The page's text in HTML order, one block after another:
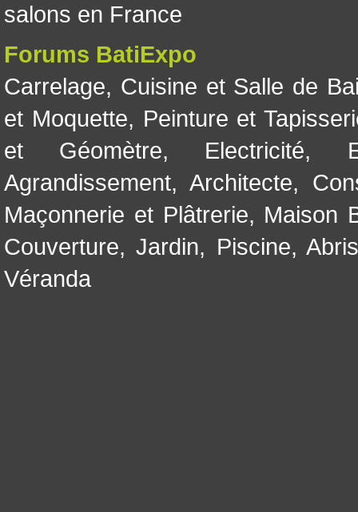
salons en France
Forums BatiExpo
Carrelage, Cuisine et Salle de
et Moquette, Peinture et
et Géomètre, Electricité,
Agrandissement, Architecte,
Maçonnerie et Plâtrerie, Maison
Couverture,Jardin, Piscine,
Véranda